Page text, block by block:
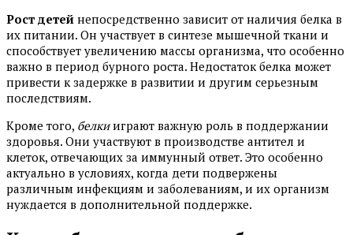
Рост детей непосредственно зависит от наличия белка в
их питании. Он участвует в синтезе мышечной ткани и
способствует увеличению массы организма, что особенно
важно в период бурного роста. Недостаток белка может
привести к задержке в развитии и другим серьезным
последствиям.
Кроме того, белкииграют важную роль в поддержании
здоровья. Они участвуют в производстве антител и
клеток, отвечающих за иммунный ответ. Это особенно
актуально в условиях, когда дети подвержены
различным инфекциям и заболеваниям, и их организм
нуждается в дополнительной поддержке.